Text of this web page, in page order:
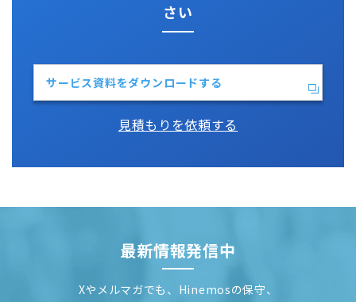
さい
サービス資料をダウンロードする
見積もりを依頼する
最新情報発信中
Xやメルマガでも、Hinemosの保守、